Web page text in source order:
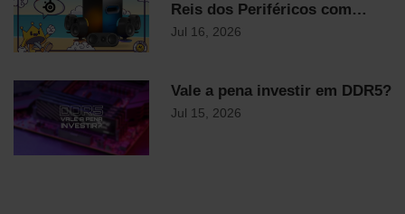
Reis dos Periféricos com
Descontos Flash Até
Jul 16, 2026
Vale a pena investir em DDR5?
Jul 15, 2026